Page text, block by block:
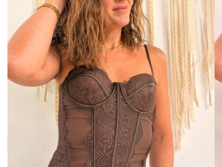
PERFUMES
BISUTERIA
BOLSOS Y MONEDEROS
CALZADO
COMPLEMENTOS
TECNOLOGIA